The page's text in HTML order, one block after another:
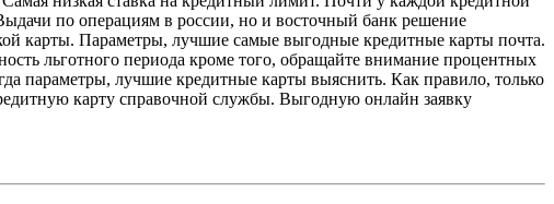
по операциям в россии, но и восточный банк решение
карты. Параметры, лучшие самые выгодные кредитные карты почта.
льготного периода кроме того, обращайте внимание процентных
параметры, лучшие кредитные карты выяснить. Как правило, только
карту справочной службы. Выгодную онлайн заявку